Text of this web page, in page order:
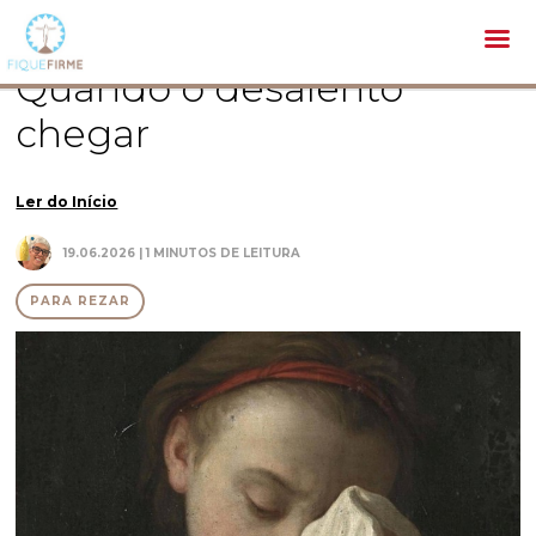
Espiritualidade /
Quando o desalento
chegar
Ler do Início
19.06.2026 | 1 MINUTOS DE LEITURA
PARA REZAR